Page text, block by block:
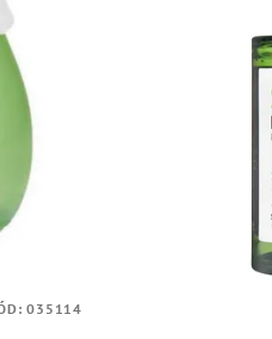
035114